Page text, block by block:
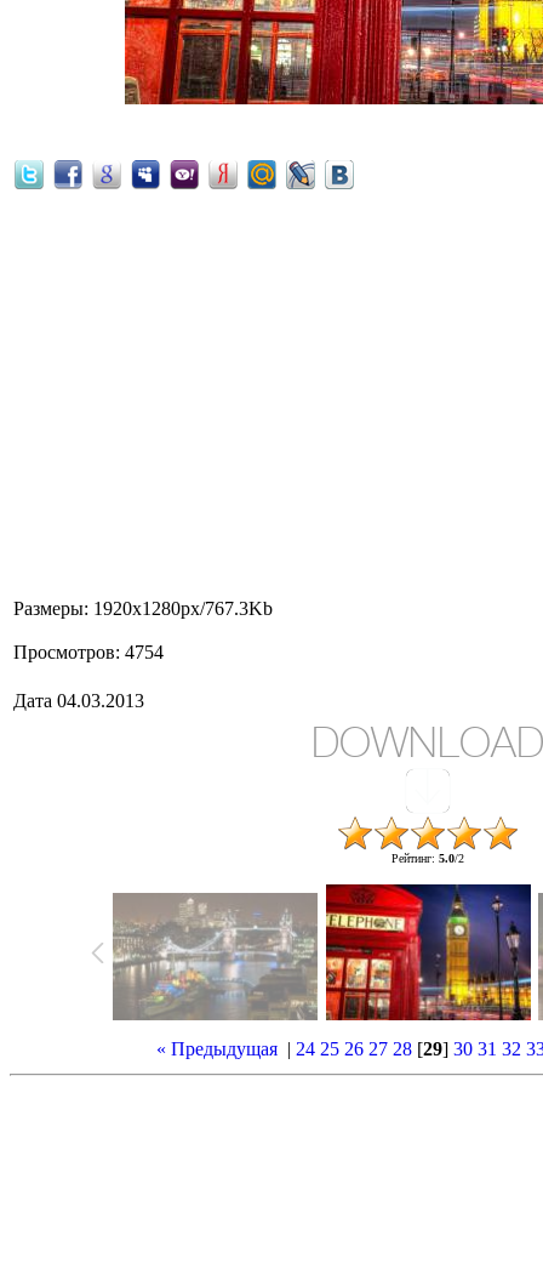
Размеры: 1920x1280px/767.3Kb
Просмотров: 4754
Дата 04.03.2013
DOWNLOAD
Рейтинг: 5.0/2
« Предыдущая | 24 25 26 27 28 [29] 30 31 32